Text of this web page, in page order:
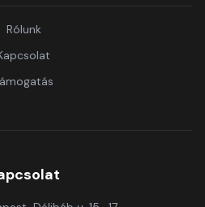
Rólunk